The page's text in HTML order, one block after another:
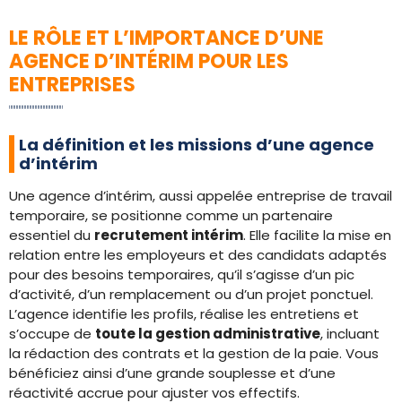
LE RÔLE ET L’IMPORTANCE D’UNE
AGENCE D’INTÉRIM POUR LES
ENTREPRISES
La définition et les missions d’une agence
d’intérim
Une agence d’intérim, aussi appelée entreprise de travail
temporaire, se positionne comme un partenaire
essentiel du recrutement intérim. Elle facilite la mise en
relation entre les employeurs et des candidats adaptés
pour des besoins temporaires, qu’il s’agisse d’un pic
d’activité, d’un remplacement ou d’un projet ponctuel.
L’agence identifie les profils, réalise les entretiens et
s’occupe de toute la gestion administrative, incluant
la rédaction des contrats et la gestion de la paie. Vous
bénéficiez ainsi d’une grande souplesse et d’une
réactivité accrue pour ajuster vos effectifs.